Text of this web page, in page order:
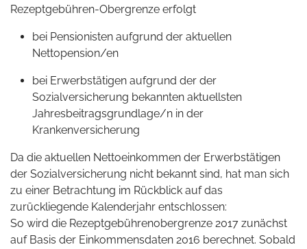
Rezeptgebühren-Obergrenze erfolgt
bei Pensionisten aufgrund der aktuellen
Nettopension/en
bei Erwerbstätigen aufgrund der der
Sozialversicherung bekannten aktuellsten
Jahresbeitragsgrundlage/n in der
Krankenversicherung
Da die aktuellen Nettoeinkommen der Erwerbstätigen
der Sozialversicherung nicht bekannt sind, hat man sich
zu einer Betrachtung im Rückblick auf das
zurückliegende Kalenderjahr entschlossen:
So wird die Rezeptgebührenobergrenze 2017 zunächst
auf Basis der Einkommensdaten 2016 berechnet. Sobald